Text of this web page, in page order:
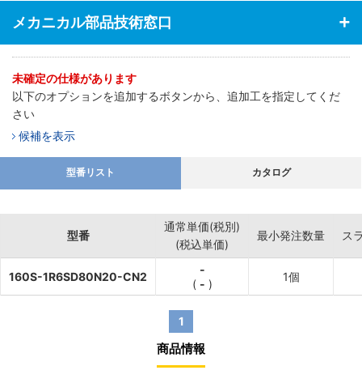
メカニカル部品技術窓口
未確定の仕様があります
以下のオプションを追加するボタンから、追加工を指定してくだ
さい
候補を表示
型番リスト カタログ
型番
通常単価(税別)
(税込単価)
最小発注数量 ス
160S-1R6SD80N20-CN2
-
( - )
1個
1
商品情報